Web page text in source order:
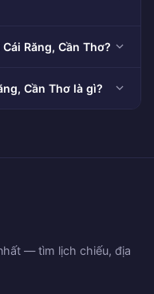
Răng, Cần Thơ?
Cần Thơ là gì?
— tìm lịch chiếu, địa